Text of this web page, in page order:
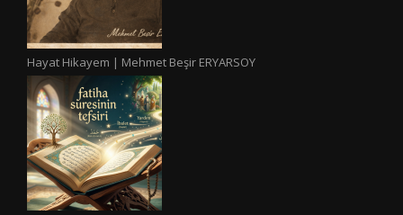
Hayat Hikayem | Mehmet Beşir ERYARSOY